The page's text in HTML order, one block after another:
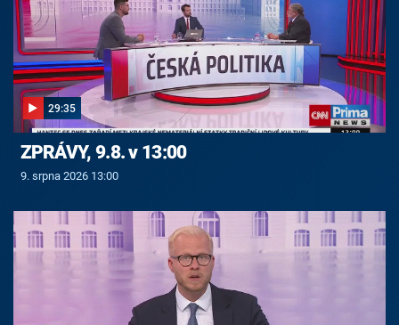
29:35
ZPRÁVY, 9.8. v 13:00
9. srpna 2026 13:00